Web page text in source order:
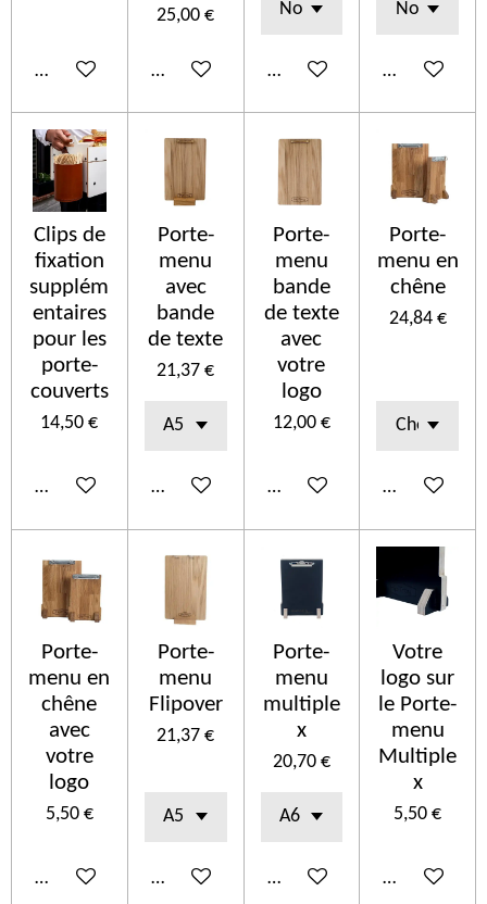
In den Warenkorb
25,00 €
In den WarenkorbDetails anzeigenIn den
Clips de
fixation
supplém
entaires
pour les
porte-
couverts
14,50 €
In den Warenkorb
Porte-
menu
avec
bande
de texte
21,37 €
In den Warenkorb
Porte-
menu
bande
de texte
avec
votre
logo
12,00 €
In den Warenkorb
Porte-
menu en
chêne
24,84 €
In den
Porte-
menu en
chêne
avec
votre
logo
5,50 €
In den Warenkorb
Porte-
menu
Flipover
21,37 €
In den Warenkorb
Porte-
menu
multiple
x
20,70 €
In den Warenkorb
Votre
logo sur
le Porte-
menu
Multiple
x
5,50 €
In den